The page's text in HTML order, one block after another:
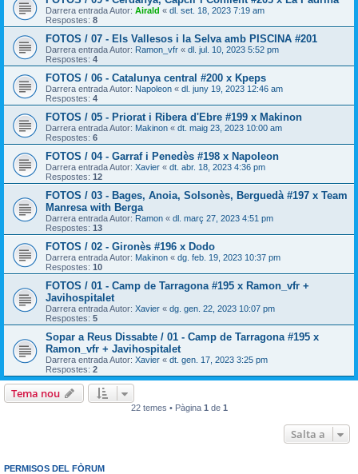
Darrera entrada Autor: Airald « dl. set. 18, 2023 7:19 am
Respostes: 8
FOTOS / 07 - Els Vallesos i la Selva amb PISCINA #201
Darrera entrada Autor: Ramon_vfr « dl. jul. 10, 2023 5:52 pm
Respostes: 4
FOTOS / 06 - Catalunya central #200 x Kpeps
Darrera entrada Autor: Napoleon « dl. juny 19, 2023 12:46 am
Respostes: 4
FOTOS / 05 - Priorat i Ribera d'Ebre #199 x Makinon
Darrera entrada Autor: Makinon « dt. maig 23, 2023 10:00 am
Respostes: 6
FOTOS / 04 - Garraf i Penedès #198 x Napoleon
Darrera entrada Autor: Xavier « dt. abr. 18, 2023 4:36 pm
Respostes: 12
FOTOS / 03 - Bages, Anoia, Solsonès, Berguedà #197 x Team
Manresa with Berga
Darrera entrada Autor: Ramon « dl. març 27, 2023 4:51 pm
Respostes: 13
FOTOS / 02 - Gironès #196 x Dodo
Darrera entrada Autor: Makinon « dg. feb. 19, 2023 10:37 pm
Respostes: 10
FOTOS / 01 - Camp de Tarragona #195 x Ramon_vfr +
Javihospitalet
Darrera entrada Autor: Xavier « dg. gen. 22, 2023 10:07 pm
Respostes: 5
Sopar a Reus Dissabte / 01 - Camp de Tarragona #195 x
Ramon_vfr + Javihospitalet
Darrera entrada Autor: Xavier « dt. gen. 17, 2023 3:25 pm
Respostes: 2
Tema nou
22 temes • Pàgina 1 de 1
Salta a
PERMISOS DEL FÒRUM